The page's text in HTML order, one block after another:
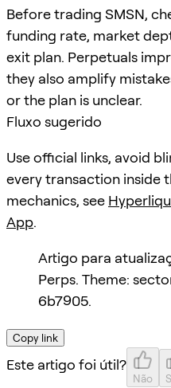
Before trading SMSN,
funding rate, market
exit plan. Perpetuals
they also amplify
or the plan is unclear.
Fluxo sugerido
Use official links, avoid
every transaction inside
mechanics, see
App.
Artigo para
Perps. Theme:
6b7905.
Copy link
Este artigo foi útil?
Não